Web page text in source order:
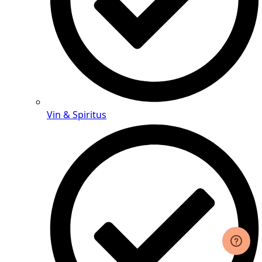
Vin & Spiritus